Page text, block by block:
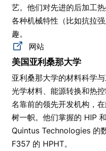
艺。他们对先进的后加工
各种机械特性（比如抗拉
趣。
网站
美国亚利桑那大学
亚利桑那大学的材料科学
光学材料、能源转换和热
名靠前的领先开发机构，
树一帜。他们掌握的 HIP
Quintus Technologies 的
F357 的 HPHT。